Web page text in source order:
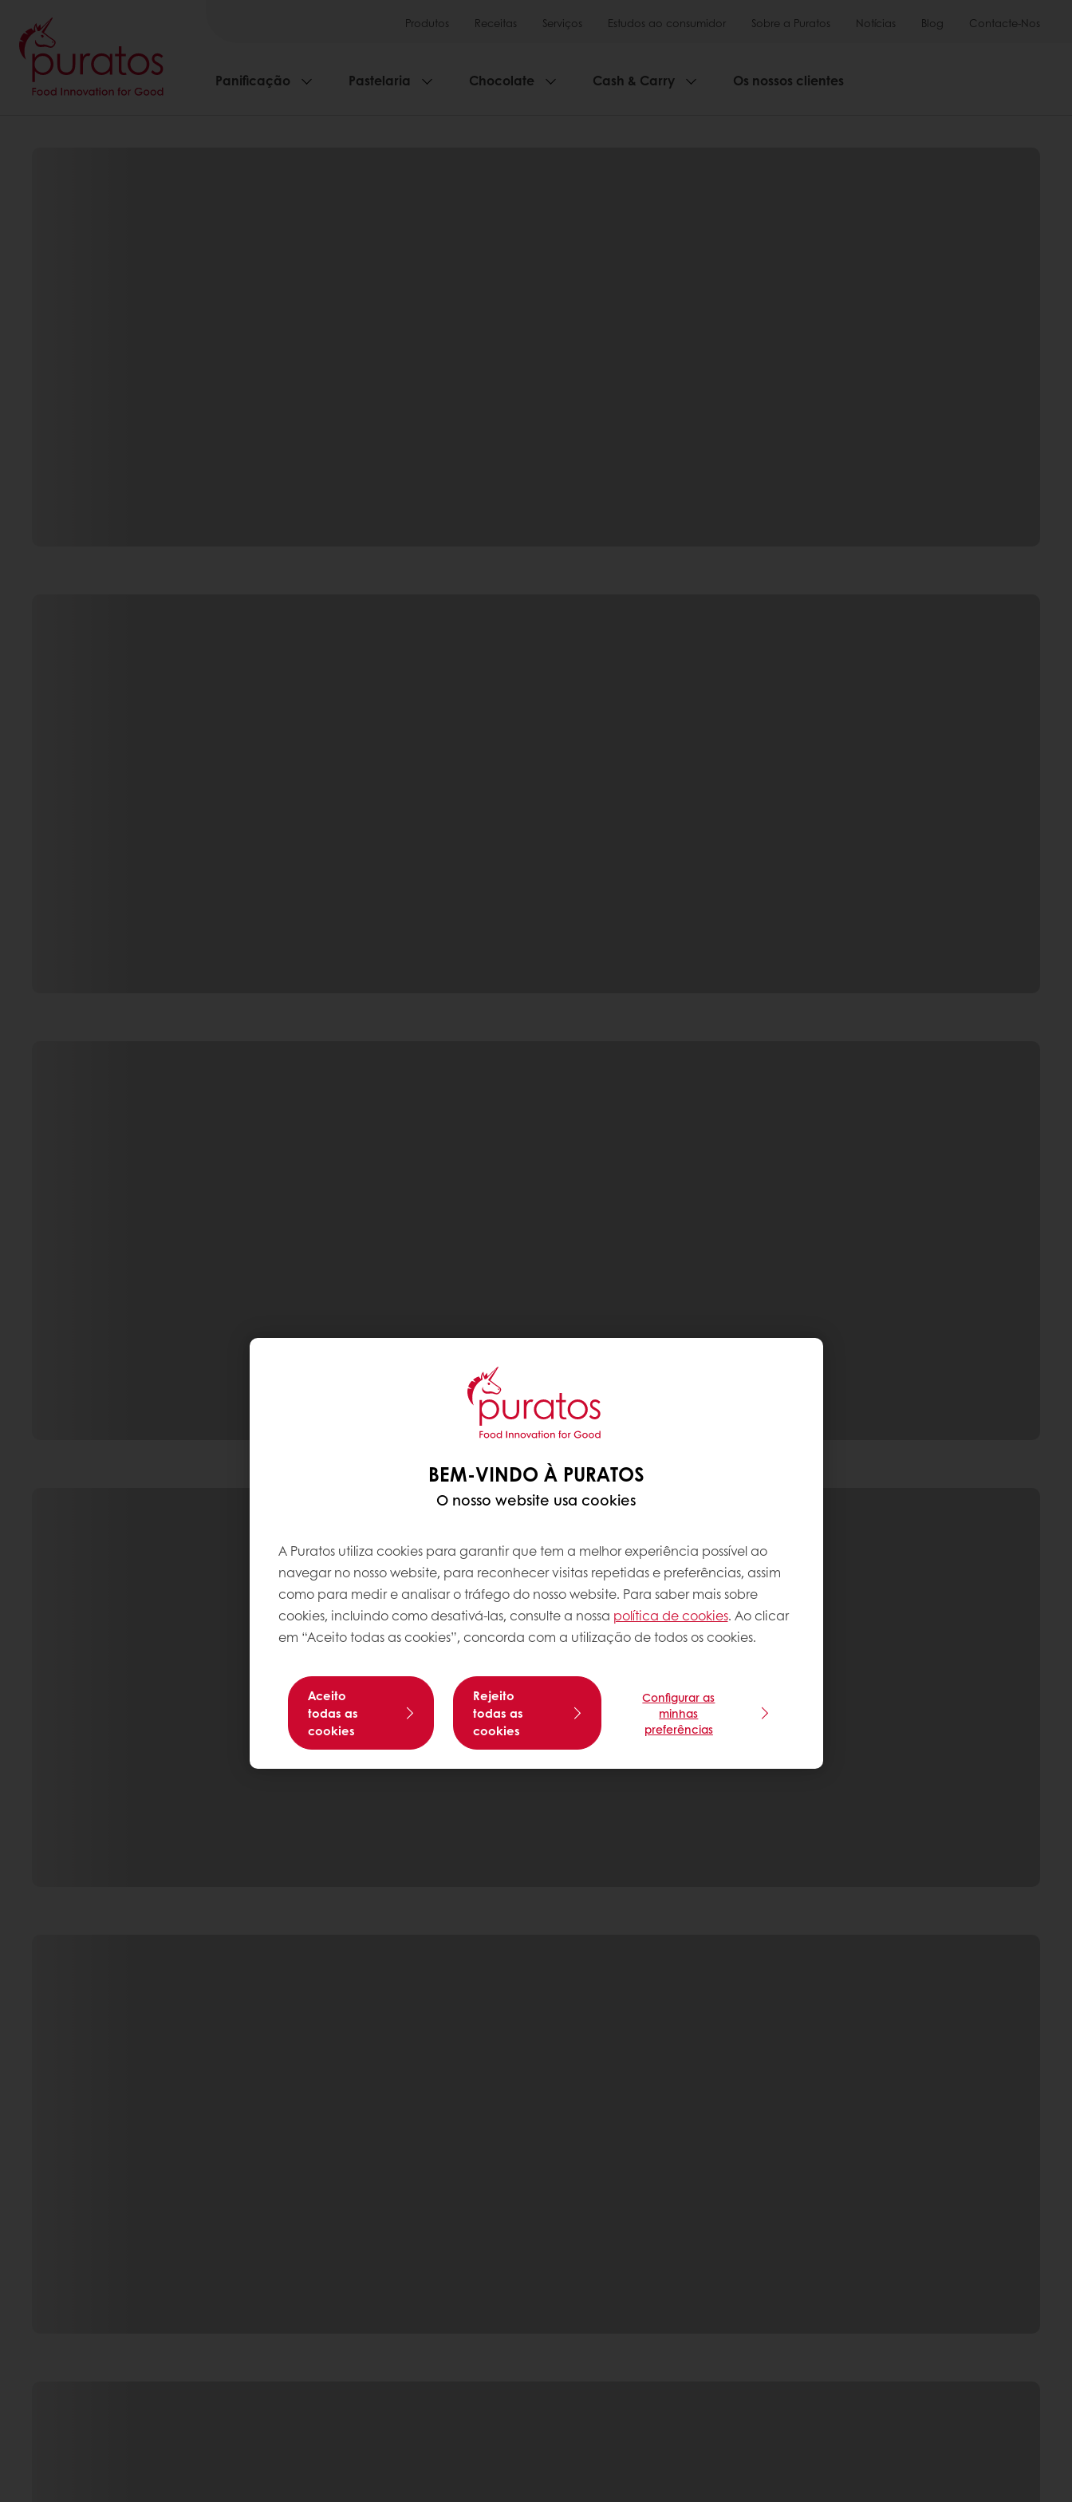
Produtos Receitas Serviços Estudos ao consumidor Sobre a Puratos Notícias Blog Contacte-Nos
Panificação Pastelaria Chocolate Cash & Carry Os nossos clientes
BEM-VINDO À PURATOS
O nosso website usa cookies
A Puratos utiliza cookies para garantir que tem a melhor experiência possível ao
navegar no nosso website, para reconhecer visitas repetidas e preferências, assim
como para medir e analisar o tráfego do nosso website. Para saber mais sobre
cookies, incluindo como desativá-las, consulte a nossa política de cookies. Ao clicar
em “Aceito todas as cookies”, concorda com a utilização de todos os cookies.
Aceito
todas as
cookies
Rejeito
todas as
cookies
Configurar as
minhas
preferências